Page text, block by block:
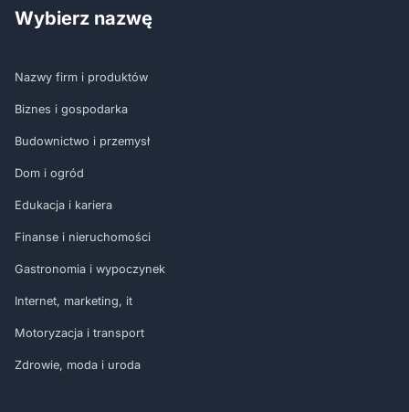
Wybierz nazwę
Nazwy firm i produktów
Biznes i gospodarka
Budownictwo i przemysł
Dom i ogród
Edukacja i kariera
Finanse i nieruchomości
Gastronomia i wypoczynek
Internet, marketing, it
Motoryzacja i transport
Zdrowie, moda i uroda